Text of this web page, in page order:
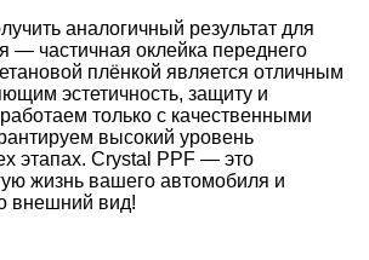
аналогичный результат для
— частичная оклейка переднего
плёнкой является отличным
эстетичность, защиту и
только с качественными
высокий уровень
этапах. Crystal PPF — это
жизнь вашего автомобиля и
внешний вид!